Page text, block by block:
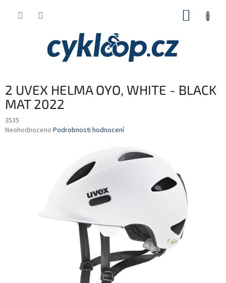
2 UVEX HELMA OYO, WHITE - BLACK
MAT 2022
3535
Průměrné
Neohodnoceno Podrobnosti hodnocení